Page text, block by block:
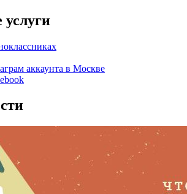
аккаунта в Москве